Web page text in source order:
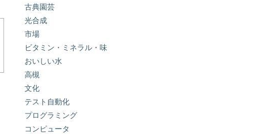
古典園芸
光合成
市場
ビタミン・ミネラル・味
おいしい水
高槻
文化
テスト自動化
プログラミング
コンピュータ